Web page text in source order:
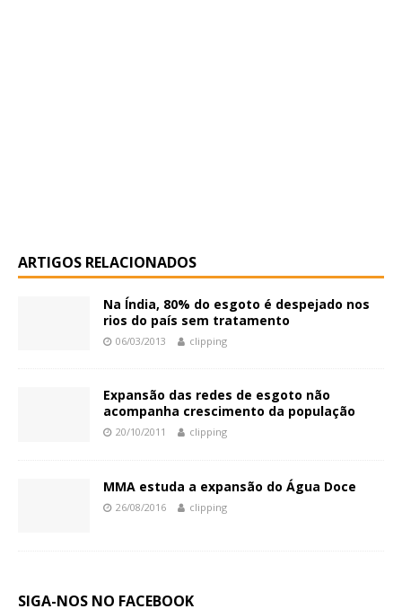
ARTIGOS RELACIONADOS
Na Índia, 80% do esgoto é despejado nos
rios do país sem tratamento
06/03/2013 clipping
Expansão das redes de esgoto não
acompanha crescimento da população
20/10/2011 clipping
MMA estuda a expansão do Água Doce
26/08/2016 clipping
SIGA-NOS NO FACEBOOK